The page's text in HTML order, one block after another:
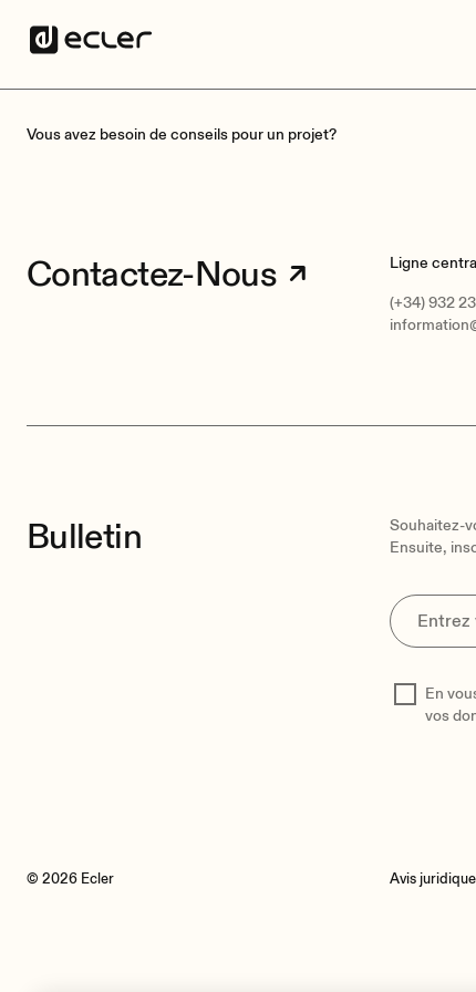
Vous avez besoin de conseils pour un projet?
Contactez-Nous Ligne
(+34) 932
Bulletin
Souhaitez-
Ensuite,
En
vos
© 2026 Ecler Avis juridique